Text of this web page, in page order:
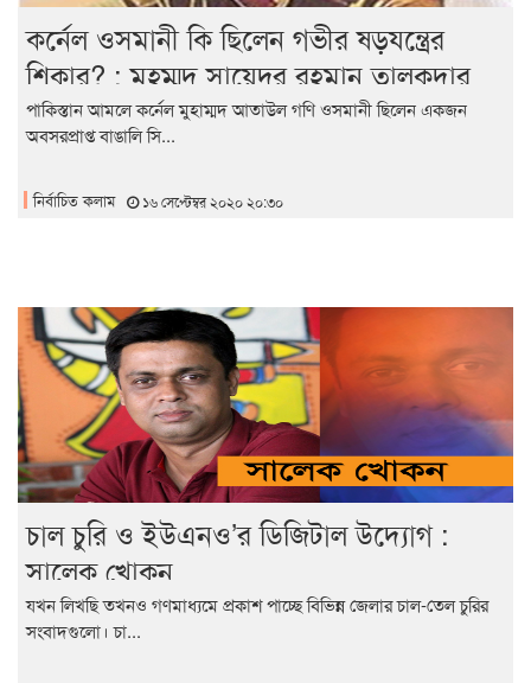
কর্নেল ওসমানী কি ছিলেন গভীর ষড়যন্ত্রের
শিকার? : মুহম্মদ সায়েদুর রহমান তালুকদার
পাকিস্তান আমলে কর্নেল মুহাম্মদ আতাউল গণি ওসমানী ছিলেন একজন
অবসরপ্রাপ্ত বাঙালি সি...
নির্বাচিত কলাম ১৬ সেপ্টেম্বর ২০২০ ২০:৩০
চাল চুরি ও ইউএনও’র ডিজিটাল উদ্যোগ :
সালেক খোকন
যখন লিখছি তখনও গণমাধ্যমে প্রকাশ পাচ্ছে বিভিন্ন জেলার চাল-তেল চুরির
সংবাদগুলো। চা...